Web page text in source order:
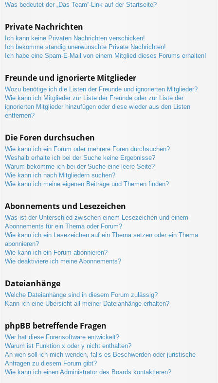
Was bedeutet der „Das Team“-Link auf der Startseite?
Private Nachrichten
Ich kann keine Privaten Nachrichten verschicken!
Ich bekomme ständig unerwünschte Private Nachrichten!
Ich habe eine Spam-E-Mail von einem Mitglied dieses Forums erhalten!
Freunde und ignorierte Mitglieder
Wozu benötige ich die Listen der Freunde und ignorierten Mitglieder?
Wie kann ich Mitglieder zur Liste der Freunde oder zur Liste der
ignorierten Mitglieder hinzufügen oder diese wieder aus den Listen
entfernen?
Die Foren durchsuchen
Wie kann ich ein Forum oder mehrere Foren durchsuchen?
Weshalb erhalte ich bei der Suche keine Ergebnisse?
Warum bekomme ich bei der Suche eine leere Seite?
Wie kann ich nach Mitgliedern suchen?
Wie kann ich meine eigenen Beiträge und Themen finden?
Abonnements und Lesezeichen
Was ist der Unterschied zwischen einem Lesezeichen und einem
Abonnements für ein Thema oder Forum?
Wie kann ich ein Lesezeichen auf ein Thema setzen oder ein Thema
abonnieren?
Wie kann ich ein Forum abonnieren?
Wie deaktiviere ich meine Abonnements?
Dateianhänge
Welche Dateianhänge sind in diesem Forum zulässig?
Kann ich eine Übersicht all meiner Dateianhänge erhalten?
phpBB betreffende Fragen
Wer hat diese Forensoftware entwickelt?
Warum ist Funktion x oder y nicht enthalten?
An wen soll ich mich wenden, falls es Beschwerden oder juristische
Anfragen zu diesem Forum gibt?
Wie kann ich einen Administrator des Boards kontaktieren?